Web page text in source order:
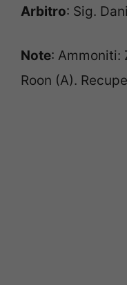
Arbitro: Sig.
Note: Ammoniti:
Roon (A).